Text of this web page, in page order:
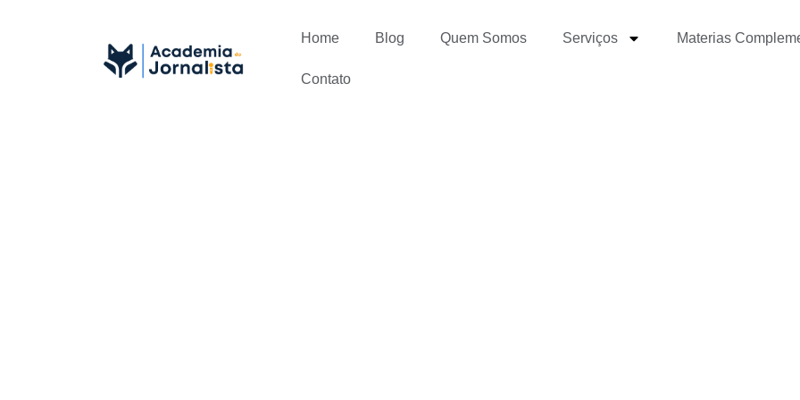
Home Blog Quem Somos Serviços Materias
Contato